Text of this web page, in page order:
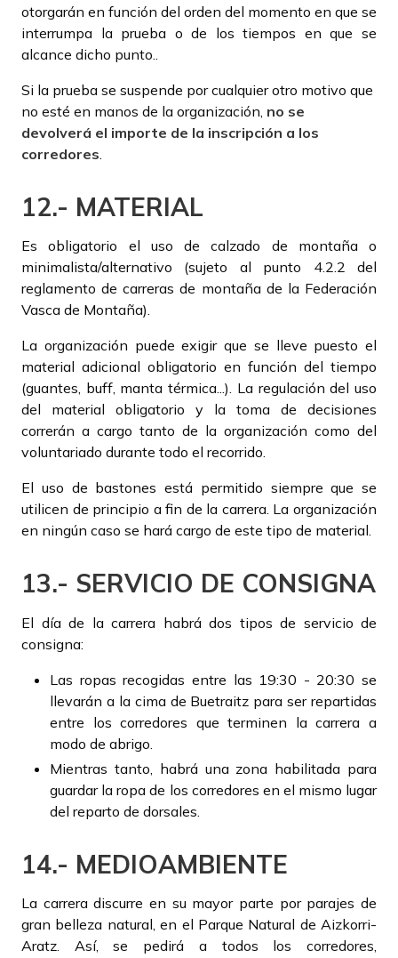
otorgarán en función del orden del momento en que se
interrumpa la prueba o de los tiempos en que se
alcance dicho punto..
Si la prueba se suspende por cualquier otro motivo que
no esté en manos de la organización, no se
devolverá el importe de la inscripción a los
corredores
12.- MATERIAL
Es obligatorio el uso de calzado de montaña o
minimalista/alternativo (sujeto al punto 4.2.2 del
reglamento de carreras de montaña de la Federación
Vasca de Montaña).
La organización puede exigir que se lleve puesto el
material adicional obligatorio en función del tiempo
(guantes, buff, manta térmica...). La regulación del uso
del material obligatorio y la toma de decisiones
correrán a cargo tanto de la organización como del
voluntariado durante todo el recorrido.
El uso de bastones está permitido siempre que se
utilicen de principio a fin de la carrera. La organización
en ningún caso se hará cargo de este tipo de material.
13.- SERVICIO DE CONSIGNA
El día de la carrera habrá dos tipos de servicio de
consigna:
Las ropas recogidas entre las 19:30 - 20:30 se
llevarán a la cima de Buetraitz para ser repartidas
entre los corredores que terminen la carrera a
modo de abrigo.
Mientras tanto, habrá una zona habilitada para
guardar la ropa de los corredores en el mismo lugar
del reparto de dorsales.
14.- MEDIOAMBIENTE
La carrera discurre en su mayor parte por parajes de
gran belleza natural, en el Parque Natural de Aizkorri-
Aratz. Así, se pedirá a todos los corredores,